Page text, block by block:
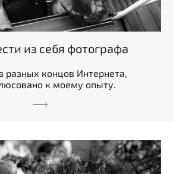
из себя фотографа
разных концов Интернета,
к моему опыту.